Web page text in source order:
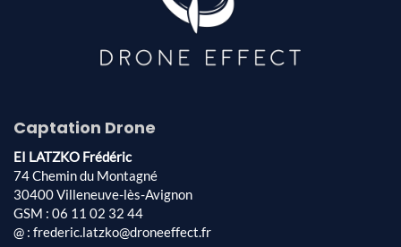
Captation Drone
EI LATZKO Frédéric
74 Chemin du Montagné
30400 Villeneuve-lès-Avignon
GSM : 06 11 02 32 44
@ : frederic.latzko@droneeffect.fr